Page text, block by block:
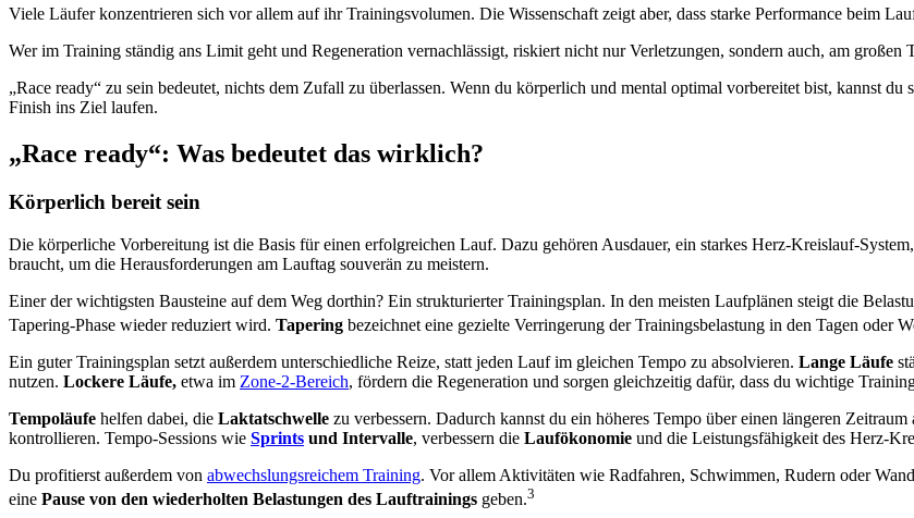
Viele Läufer konzentrieren sich vor allem auf ihr Trainingsvolumen. Die Wissenschaft zeigt aber, dass starke Performance beim
Wer im Training ständig ans Limit geht und Regeneration vernachlässigt, riskiert nicht nur Verletzungen, sondern auch, am großen
„Race ready“ zu sein bedeutet, nichts dem Zufall zu überlassen. Wenn du körperlich und mental optimal vorbereitet bist, kannst
Finish ins Ziel laufen.
„Race ready“: Was bedeutet das wirklich?
Körperlich bereit sein
Die körperliche Vorbereitung ist die Basis für einen erfolgreichen Lauf. Dazu gehören Ausdauer, ein starkes Herz-Kreislauf-
braucht, um die Herausforderungen am Lauftag souverän zu meistern.
Einer der wichtigsten Bausteine auf dem Weg dorthin? Ein strukturierter Trainingsplan. In den meisten Laufplänen steigt die
Tapering-Phase wieder reduziert wird. Tapering bezeichnet eine gezielte Verringerung der Trainingsbelastung in den Tagen oder
Ein guter Trainingsplan setzt außerdem unterschiedliche Reize, statt jeden Lauf im gleichen Tempo zu absolvieren. Lange Läufe
nutzen. Lockere Läufe, etwa im Zone-2-Bereich, fördern die Regeneration und sorgen gleichzeitig dafür, dass du wichtige
Tempoläufe helfen dabei, die Laktatschwelle zu verbessern. Dadurch kannst du ein höheres Tempo über einen längeren
kontrollieren. Tempo-Sessions wie Sprints und Intervalle, verbessern die Laufökonomie und die Leistungsfähigkeit des Herz-
Du profitierst außerdem von abwechslungsreichem Training. Vor allem Aktivitäten wie Radfahren, Schwimmen, Rudern oder
eine Pause von den wiederholten Belastungen des Lauftrainings geben.3